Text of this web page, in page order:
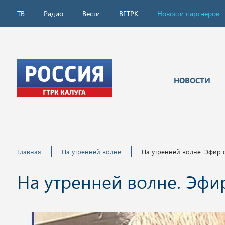
ТВ Радио Вести ВГТРК Новости партнёров
НОВОСТИ
Главная На утренней волне На утренней волне. Эфир
На утренней волне.